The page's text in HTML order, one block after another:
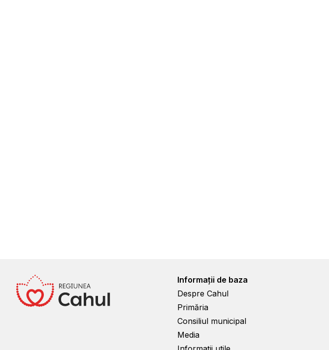
Informații de baza
Despre Cahul
Primăria
Consiliul municipal
Media